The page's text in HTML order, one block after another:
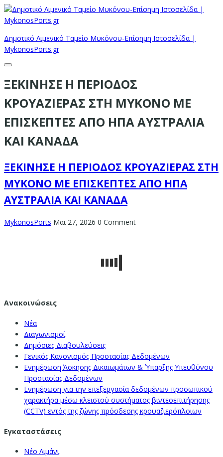
Δημοτικό Λιμενικό Ταμείο Μυκόνου-Επίσημη Ιστοσελίδα |
MykonosPorts.gr
ΞΕΚΙΝΗΣΕ Η ΠΕΡΙΟΔΟΣ
ΚΡΟΥΑΖΙΕΡΑΣ ΣΤΗ ΜΥΚΟΝΟ ΜΕ
ΕΠΙΣΚΕΠΤΕΣ ΑΠΟ ΗΠΑ ΑΥΣΤΡΑΛΙΑ
ΚΑΙ ΚΑΝΑΔΑ
ΞΕΚΙΝΗΣΕ Η ΠΕΡΙΟΔΟΣ ΚΡΟΥΑΖΙΕΡΑΣ ΣΤΗ
ΜΥΚΟΝΟ ΜΕ ΕΠΙΣΚΕΠΤΕΣ ΑΠΟ ΗΠΑ
ΑΥΣΤΡΑΛΙΑ ΚΑΙ ΚΑΝΑΔΑ
MykonosPorts Μαϊ 27, 2026 0 Comment
Ανακοινώσεις
Νέα
Διαγωνισμοί
Δημόσιες Διαβουλεύσεις
Γενικός Κανονισμός Προστασίας Δεδομένων
Ενημέρωση Άσκησης Δικαιωμάτων & Ύπαρξης Υπευθύνου
Προστασίας Δεδομένων
Ενημέρωση για την επεξεργασία δεδομένων προσωπικού
χαρακτήρα μέσω κλειστού συστήματος βιντεοεπιτήρησης
(CCTV) εντός της ζώνης πρόσδεσης κρουαζιερόπλοιων
Εγκαταστάσεις
Νέο Λιμάνι